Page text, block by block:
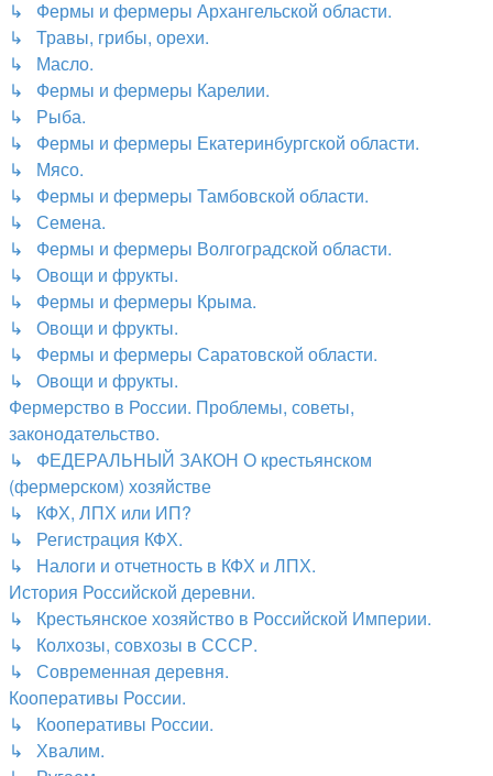
↳ Фермы и фермеры Архангельской области.
↳ Травы, грибы, орехи.
↳ Масло.
↳ Фермы и фермеры Карелии.
↳ Рыба.
↳ Фермы и фермеры Екатеринбургской области.
↳ Мясо.
↳ Фермы и фермеры Тамбовской области.
↳ Семена.
↳ Фермы и фермеры Волгоградской области.
↳ Овощи и фрукты.
↳ Фермы и фермеры Крыма.
↳ Овощи и фрукты.
↳ Фермы и фермеры Саратовской области.
↳ Овощи и фрукты.
Фермерство в России. Проблемы, советы,
законодательство.
↳ ФЕДЕРАЛЬНЫЙ ЗАКОН О крестьянском
(фермерском) хозяйстве
↳ КФХ, ЛПХ или ИП?
↳ Регистрация КФХ.
↳ Налоги и отчетность в КФХ и ЛПХ.
История Российской деревни.
↳ Крестьянское хозяйство в Российской Империи.
↳ Колхозы, совхозы в СССР.
↳ Современная деревня.
Кооперативы России.
↳ Кооперативы России.
↳ Хвалим.